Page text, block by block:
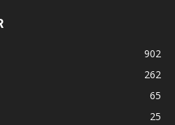
902
262
65
25